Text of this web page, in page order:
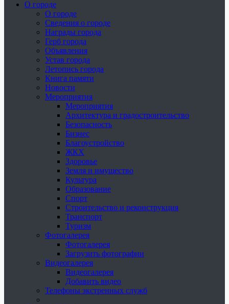
О городе
О городе
Сведения о городе
Награды города
Герб города
Объявления
Устав города
Летопись города
Книга памяти
Новости
Мероприятия
Мероприятия
Архитектура и градостроительство
Безопасность
Бизнес
Благоустройство
ЖКХ
Здоровье
Земля и имущество
Культура
Образование
Спорт
Строительство и реконструкция
Транспорт
Туризм
Фотогалерея
Фотогалерея
Загрузить фотографии
Видеогалерея
Видеогалерея
Добавить видео
Телефоны экстренных служб